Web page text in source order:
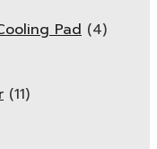
Pad (4)
(11)